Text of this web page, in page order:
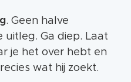
. Geen halve
Ga diep. Laat
je het over hebt en
wat hij zoekt.